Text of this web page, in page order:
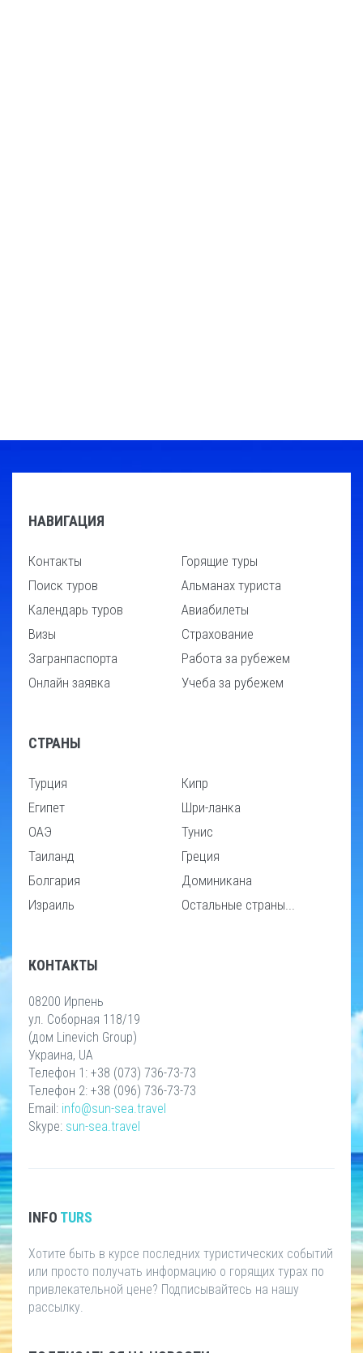
НАВИГАЦИЯ
Контакты
Поиск туров
Календарь туров
Визы
Загранпаспорта
Онлайн заявка
Горящие туры
Альманах туриста
Авиабилеты
Страхование
Работа за рубежем
Учеба за рубежем
СТРАНЫ
Турция
Египет
ОАЭ
Таиланд
Болгария
Израиль
Кипр
Шри-ланка
Тунис
Греция
Доминикана
Остальные страны...
КОНТАКТЫ
08200 Ирпень
ул. Соборная 118/19
(дом Linevich Group)
Украина, UA
Телефон 1: +38 (073) 736-73-73
Телефон 2: +38 (096) 736-73-73
Email: info@sun-sea.travel
Skype: sun-sea.travel
INFO TURS
Хотите быть в курсе последних туристических событий
или просто получать информацию о горящих турах по
привлекательной цене? Подписывайтесь на нашу
рассылку.